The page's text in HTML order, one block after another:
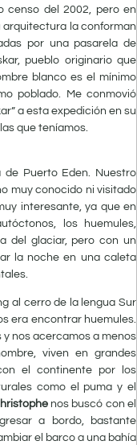
censo del 2002, pero en
arquitectura la conforman
por una pasarela de
pueblo originario que
blanco es el mínimo
poblado. Me conmovió
a esta expedición en su
que teníamos.
de Puerto Eden. Nuestro
muy conocido ni visitado
interesante, ya que en
los huemules,
del glaciar, pero con un
la noche en una caleta
al cerro de la lengua Sur
era encontrar huemules.
nos acercamos a menos
viven en grandes
el continente por los
como el puma y el
nos buscó con el
a bordo, bastante
el barco a una bahía